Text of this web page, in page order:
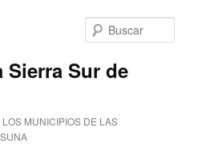
Sur de
MUNICIPIOS DE LAS